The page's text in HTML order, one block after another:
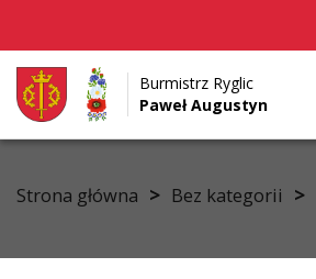
Przejdź do menu
Przejdź do głównej treści strony
Przejdź do stopki strony
Burmistrz Ryglic
Paweł Augustyn
Strona główna > Bez kategorii >